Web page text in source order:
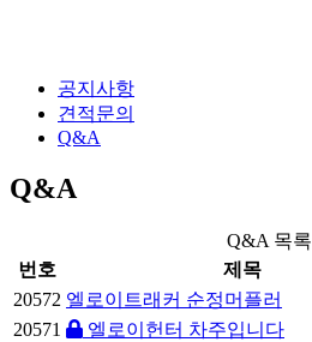
공지사항
견적문의
Q&A
Q&A
Q&A 목록
번호
제목
20572 엘로이트래커 순정머플러
20571
엘로이헌터 차주입니다